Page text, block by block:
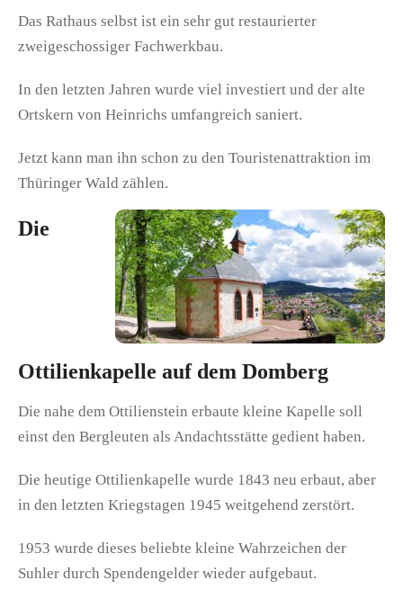
Das Rathaus selbst ist ein sehr gut restaurierter
zweigeschossiger Fachwerkbau.
In den letzten Jahren wurde viel investiert und der alte
Ortskern von Heinrichs umfangreich saniert.
Jetzt kann man ihn schon zu den Touristenattraktion im
Thüringer Wald zählen.
Die
Ottilienkapelle auf dem Domberg
Die nahe dem Ottilienstein erbaute kleine Kapelle soll
einst den Bergleuten als Andachtsstätte gedient haben.
Die heutige Ottilienkapelle wurde 1843 neu erbaut, aber
in den letzten Kriegstagen 1945 weitgehend zerstört.
1953 wurde dieses beliebte kleine Wahrzeichen der
Suhler durch Spendengelder wieder aufgebaut.